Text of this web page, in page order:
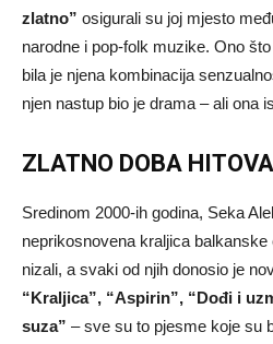
zlatno” osigurali su joj mjesto
narodne i pop-folk muzike. Ono
bila je njena kombinacija
njen nastup bio je drama – ali ona
ZLATNO DOBA HITOVA
Sredinom 2000-ih godina, Seka
neprikosnovena kraljica
nizali, a svaki od njih donosio je
“Kraljica”, “Aspirin”, “Dođi i
suza” – sve su to pjesme koje su